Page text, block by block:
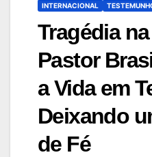
INTERNACIONAL
Tragédia
Pastor
a Vida em
Deixando
de Fé